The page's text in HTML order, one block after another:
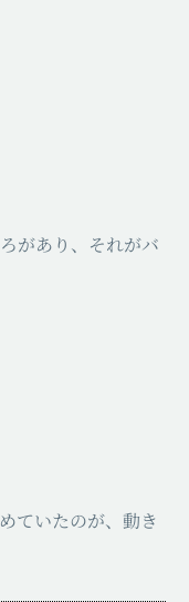
があり、それがバ
ていたのが、動き